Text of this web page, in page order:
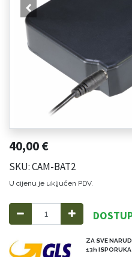
40,00€
SKU: CAM-BAT2
U cijenu je uključen PDV.
ZA SVE
13h ISPORUKA